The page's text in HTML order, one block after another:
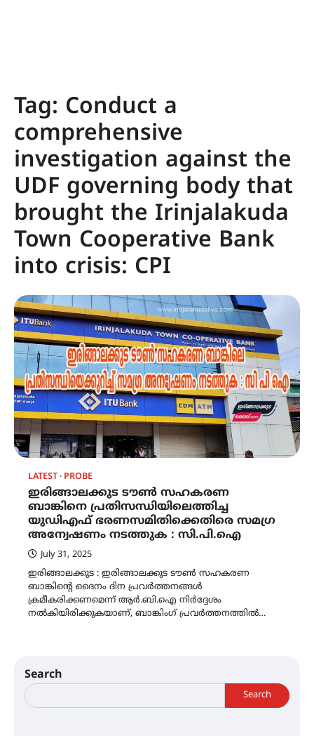
Tag: Conduct a
comprehensive
investigation against the
UDF governing body that
brought the Irinjalakuda
Town Cooperative Bank
into crisis: CPI
LATEST PROBE
ഇരിങ്ങാലക്കുട ടൗൺ സഹകരണ
ബാങ്കിനെ പ്രതിസന്ധിയിലെത്തിച്ച
യുഡിഎഫ് ഭരണസമിതിക്കെതിരെ സമഗ്ര
അന്വേഷണം നടത്തുക : സി.പി.ഐ
July 31, 2025
ഇരിങ്ങാലക്കുട : ഇരിങ്ങാലക്കുട ടൗൺ സഹകരണ
ബാങ്കിൻ്റെ ദൈനം ദിന പ്രവർത്തനങ്ങൾ
ക്രമീകരിക്കണമെന്ന് ആർ.ബി.ഐ നിർദ്ദേശം
നൽകിയിരിക്കുകയാണ്, ബാങ്കിംഗ് പ്രവർത്തനത്തിൽ…
Search
Search